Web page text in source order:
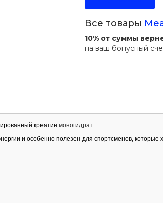
Все товары
10% от суммы
на ваш бонусный
креатин моногидрат.
и особенно полезен для спортсменов, которые